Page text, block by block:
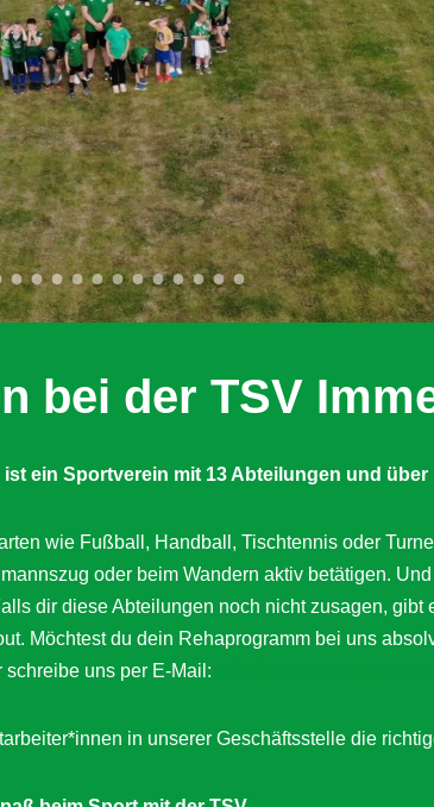
bei der TSV
ein Sportverein mit 13 Abteilungen und über
wie Fußball, Handball, Tischtennis oder
oder beim Wandern aktiv betätigen.
dir diese Abteilungen noch nicht zusagen, gibt
Möchtest du dein Rehaprogramm bei uns
schreibe uns per E-Mail:
in unserer Geschäftsstelle die